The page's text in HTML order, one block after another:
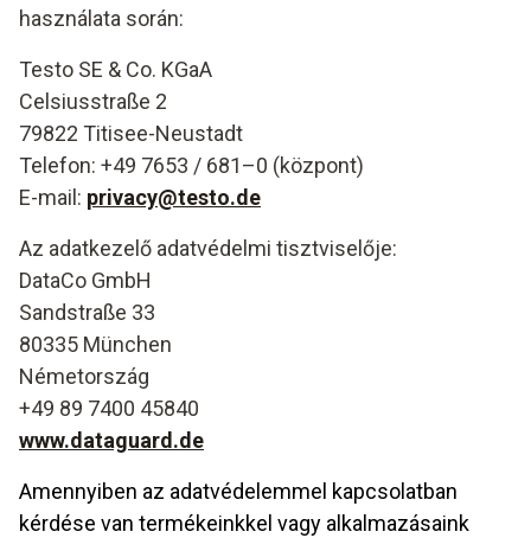
használata során:
Testo SE & Co. KGaA
Celsiusstraße 2
79822 Titisee-Neustadt
Telefon: +49 7653 / 681–0 (központ)
E-mail: privacy@testo.de
Az adatkezelő adatvédelmi tisztviselője:
DataCo GmbH
Sandstraße 33
80335 München
Németország
+49 89 7400 45840
www.dataguard.de
Amennyiben az adatvédelemmel kapcsolatban
kérdése van termékeinkkel vagy alkalmazásaink